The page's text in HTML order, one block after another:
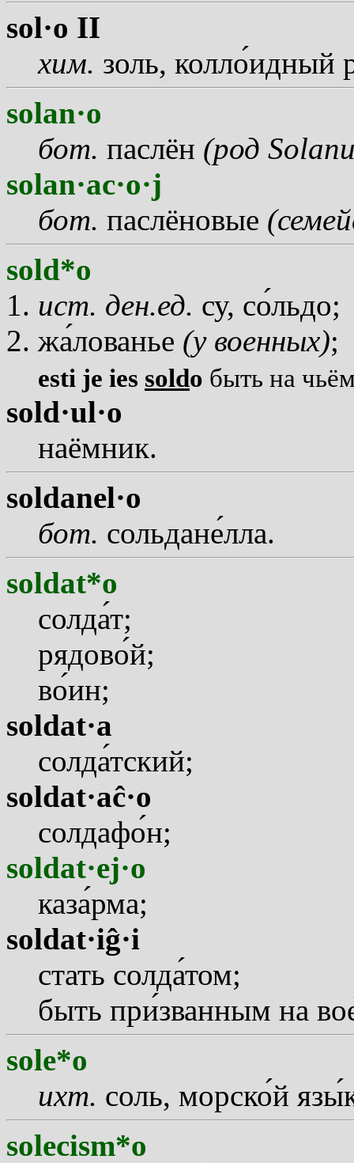
sol·o II
хим. золь, коллоидный
solan·o
бот. паслён (род
solan·ac·o·j
бот. паслёновые
sold*o
ист. ден.ед. су, сольдо;
жалованье (у военных);
esti je ies soldo быть на
sold·ul·o
наёмник.
soldanel·o
бот. сольданелла.
soldat*o
солдат;
рядовой;
воин;
soldat·a
солдатский;
soldat·aĉ·o
солдафон;
soldat·ej·o
казарма;
soldat·iĝ·i
стать солдатом;
быть призванным на во
sole*o
ихт. соль, морской язы
solecism*o